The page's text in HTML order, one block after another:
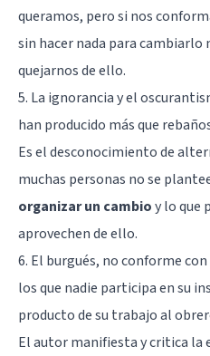
queramos, pero si nos
sin hacer nada para cambiarlo
quejarnos de ello.
5. La ignorancia y el
han producido más que
Es el desconocimiento de
muchas personas no se
organizar un cambioy lo que
aprovechen de ello.
6. El burgués, no conforme
los que nadie participa en su
producto de su trabajo al
El autor manifiesta y critica la